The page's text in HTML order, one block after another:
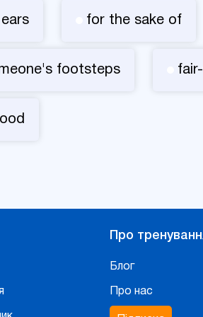
for the sake of
footsteps
Про
Блог
Про нас